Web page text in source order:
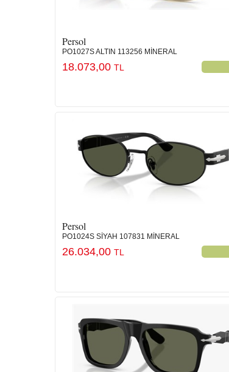
Persol
PO1027S ALTIN 113256 MİNERAL
18.073,00 TL
Persol
PO1024S SİYAH 107831 MİNERAL
26.034,00 TL